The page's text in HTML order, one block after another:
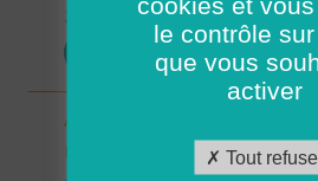
29/07/2026
Aide à domicile - CDD été -
Plouarzel/Ploumoguer (H/F)
le contrôle
que vous
activer
Tout